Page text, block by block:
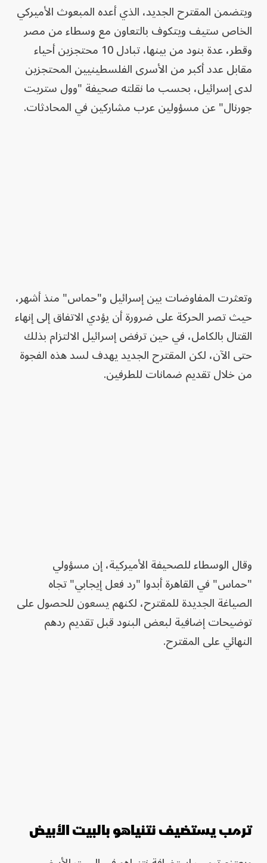
ويتضمن المقترح الجديد، الذي أعده المبعوث الأميركي
الخاص ستيف ويتكوف بالتعاون مع وسطاء من مصر
وقطر، عدة بنود من بينها، تبادل 10 محتجزين أحياء
مقابل عدد أكبر من الأسرى الفلسطينيين المحتجزين
لدى إسرائيل، بحسب ما نقلته صحيفة "وول ستريت
جورنال" عن مسؤولين عرب مشاركين في المحادثات.
وتعثرت المفاوضات بين إسرائيل و"حماس" منذ أشهر،
حيث تصر الحركة على ضرورة أن يؤدي الاتفاق إلى إنهاء
القتال بالكامل، في حين ترفض إسرائيل الالتزام بذلك
حتى الآن، لكن المقترح الجديد يهدف لسد هذه الفجوة
من خلال تقديم ضمانات للطرفين.
وقال الوسطاء للصحيفة الأميركية، إن مسؤولي
"حماس" في القاهرة أبدوا "رد فعل إيجابي" تجاه
الصياغة الجديدة للمقترح، لكنهم يسعون للحصول على
توضيحات إضافية لبعض البنود قبل تقديم ردهم
النهائي على المقترح.
ترمب يستضيف نتنياهو بالبيت الأبيض